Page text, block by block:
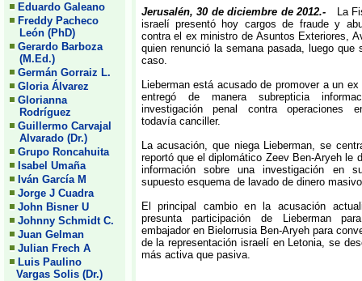
Eduardo Galeano
Freddy Pacheco
León (PhD)
Gerardo Barboza
(M.Ed.)
Germán Gorraiz L.
Gloria Álvarez
Glorianna
Rodríguez
Guillermo Carvajal
Alvarado (Dr.)
Grupo Roncahuita
Isabel Umaña
Iván García M
Jorge J Cuadra
John Bisner U
Johnny Schmidt C.
Juan Gelman
Julian Frech A
Luis Paulino
Vargas Solis (Dr.)
Jerusalén, 30 de diciembre de 2012.-
La
israelí presentó hoy cargos de fraude y
contra el ex ministro de Asuntos Exteriores,
quien renunció la semana pasada, luego que
caso.
Lieberman está acusado de promover a un
entregó de manera subrepticia
investigación penal contra operaciones
todavía canciller.
La acusación, que niega Lieberman, se
reportó que el diplomático Zeev Ben-Aryeh le
información sobre una investigación en
supuesto esquema de lavado de dinero
El principal cambio en la acusación
presunta participación de Lieberman
embajador en Bielorrusia Ben-Aryeh para
de la representación israelí en Letonia, se
más activa que pasiva.